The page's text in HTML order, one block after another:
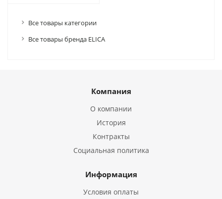
Все товары категории
Все товары бренда ELICA
Компания
О компании
История
Контракты
Социальная политика
Информация
Условия оплаты